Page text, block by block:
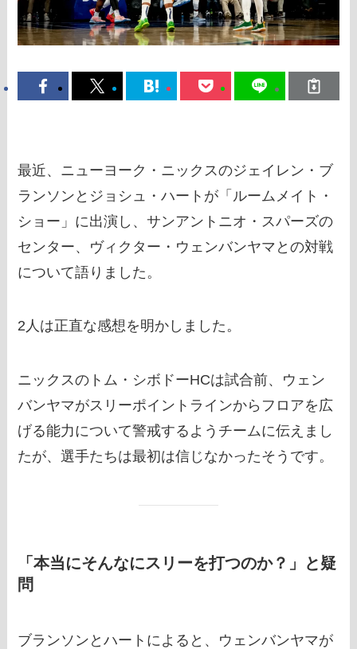
最近、ニューヨーク・ニックスのジェイレン・ブ
ランソンとジョシュ・ハートが「ルームメイト・
ショー」に出演し、サンアントニオ・スパーズの
センター、ヴィクター・ウェンバンヤマとの対戦
について語りました。
2人は正直な感想を明かしました。
ニックスのトム・シボドーHCは試合前、ウェン
バンヤマがスリーポイントラインからフロアを広
げる能力について警戒するようチームに伝えまし
たが、選手たちは最初は信じなかったそうです。
「本当にそんなにスリーを打つのか？」と疑
問
ブランソンとハートによると、ウェンバンヤマが